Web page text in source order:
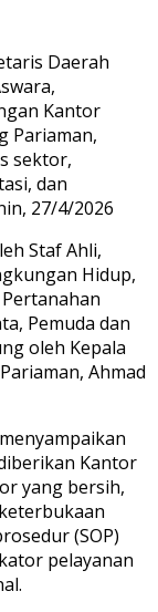
Daerah
Kantor
Pariaman,
sektor,
dan
27/4/2026
Staf Ahli,
Hidup,
Pemuda dan
oleh Kepala
Ahmad
Kantor
yang bersih,
(SOP)
pelayanan